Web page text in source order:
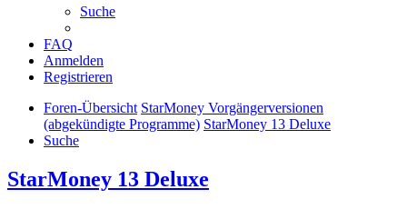
Suche
FAQ
Anmelden
Registrieren
Foren-Übersicht StarMoney Vorgängerversionen
(abgekündigte Programme) StarMoney 13 Deluxe
Suche
StarMoney 13 Deluxe